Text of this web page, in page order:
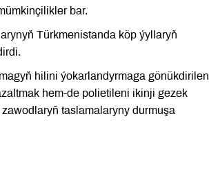
bar.
Türkmenistanda köp ýyllaryň
hilini ýokarlandyrmaga gönükdirilen
hem-de polietileni ikinji gezek
taslamalaryny durmuşa